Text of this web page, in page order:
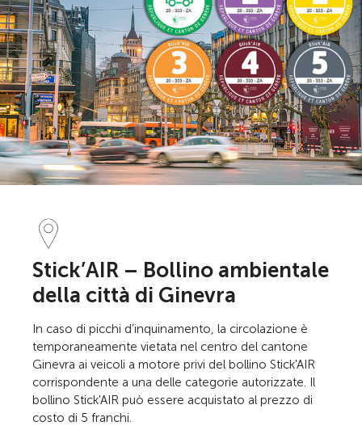
Stick’AIR – Bollino ambientale
della città di Ginevra
In caso di picchi d’inquinamento, la circolazione è
temporaneamente vietata nel centro del cantone
Ginevra ai veicoli a motore privi del bollino Stick'AIR
corrispondente a una delle categorie autorizzate. Il
bollino Stick'AIR può essere acquistato al prezzo di
costo di 5 franchi.